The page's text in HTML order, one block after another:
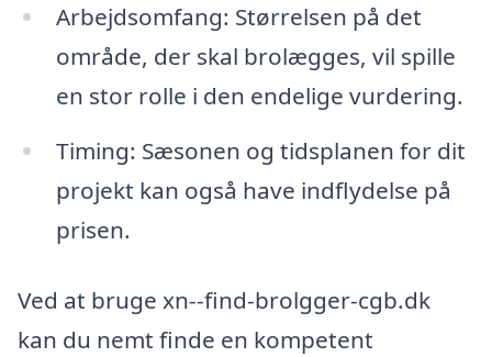
Arbejdsomfang: Størrelsen på det
område, der skal brolægges, vil spille
en stor rolle i den endelige vurdering.
Timing: Sæsonen og tidsplanen for dit
projekt kan også have indflydelse på
prisen.
Ved at bruge xn--find-brolgger-cgb.dk
kan du nemt finde en kompetent